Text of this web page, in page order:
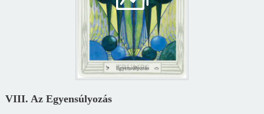
VIII. Az Egyensúlyozás